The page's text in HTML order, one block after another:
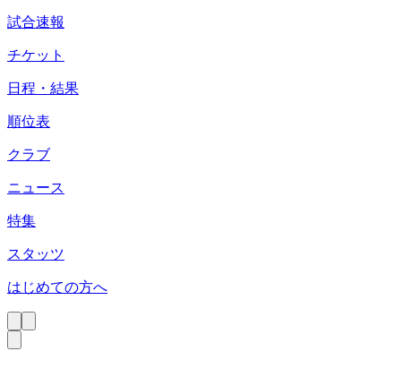
試合速報
チケット
日程・結果
順位表
クラブ
ニュース
特集
スタッツ
はじめての方へ